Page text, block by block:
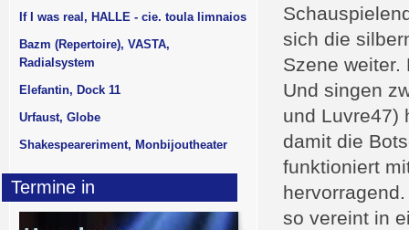
sich die
Szene weiter.
Und singen
und Luvre47)
damit die
funktioniert
so vereint in
If I was real, HALLE - cie. toula limnaios
Bazm (Repertoire), VASTA,
Radialsystem
Elefantin, Dock 11
Urfaust, Globe
Shakespeareriment, Monbijoutheater
Termine in